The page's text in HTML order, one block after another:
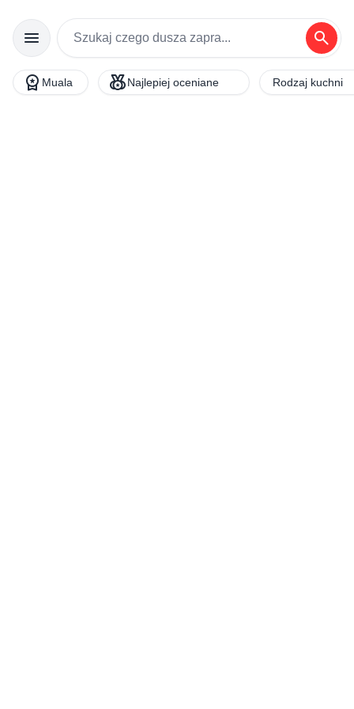
menu
search
workspace_premium Muala social_leaderboardNajlepiej oceniane Rodzaj kuchni